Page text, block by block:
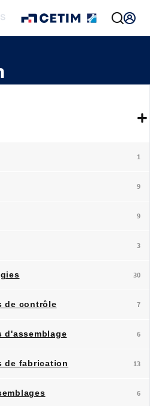
1
9
9
3
30
de contrôle 7
d'assemblage 6
de fabrication 13
6